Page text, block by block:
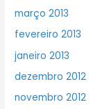
março 2013
fevereiro 2013
janeiro 2013
dezembro 2012
novembro 2012